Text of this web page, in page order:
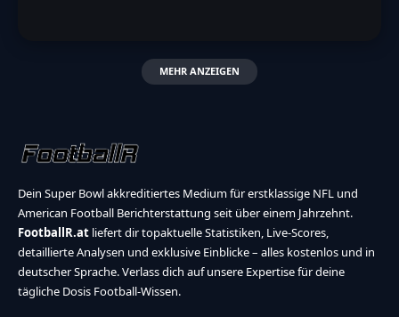
MEHR ANZEIGEN
Dein Super Bowl akkreditiertes Medium für erstklassige NFL und
American Football Berichterstattung seit über einem Jahrzehnt.
FootballR.at liefert dir topaktuelle Statistiken, Live-Scores,
detaillierte Analysen und exklusive Einblicke – alles kostenlos und in
deutscher Sprache. Verlass dich auf unsere Expertise für deine
tägliche Dosis Football-Wissen.